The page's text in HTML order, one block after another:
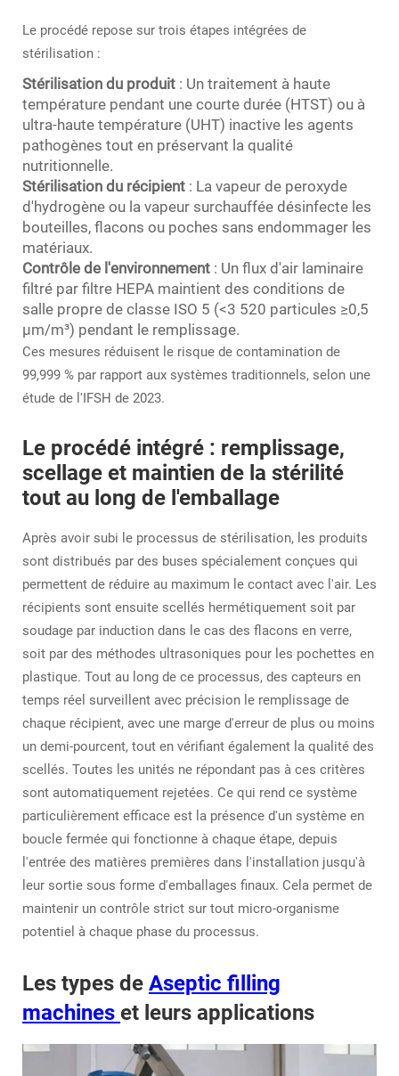
Le procédé repose sur trois étapes intégrées de
stérilisation :
Stérilisation du produit : Un traitement à haute
température pendant une courte durée (HTST) ou à
ultra-haute température (UHT) inactive les agents
pathogènes tout en préservant la qualité
nutritionnelle.
Stérilisation du récipient : La vapeur de peroxyde
d'hydrogène ou la vapeur surchauffée désinfecte les
bouteilles, flacons ou poches sans endommager les
matériaux.
Contrôle de l'environnement : Un flux d'air laminaire
filtré par filtre HEPA maintient des conditions de
salle propre de classe ISO 5 (<3 520 particules ≥0,5
μm/m³) pendant le remplissage.
Ces mesures réduisent le risque de contamination de
99,999 % par rapport aux systèmes traditionnels, selon une
étude de l'IFSH de 2023.
Le procédé intégré : remplissage,
scellage et maintien de la stérilité
tout au long de l'emballage
Après avoir subi le processus de stérilisation, les produits
sont distribués par des buses spécialement conçues qui
permettent de réduire au maximum le contact avec l'air. Les
récipients sont ensuite scellés hermétiquement soit par
soudage par induction dans le cas des flacons en verre,
soit par des méthodes ultrasoniques pour les pochettes en
plastique. Tout au long de ce processus, des capteurs en
temps réel surveillent avec précision le remplissage de
chaque récipient, avec une marge d'erreur de plus ou moins
un demi-pourcent, tout en vérifiant également la qualité des
scellés. Toutes les unités ne répondant pas à ces critères
sont automatiquement rejetées. Ce qui rend ce système
particulièrement efficace est la présence d'un système en
boucle fermée qui fonctionne à chaque étape, depuis
l'entrée des matières premières dans l'installation jusqu'à
leur sortie sous forme d'emballages finaux. Cela permet de
maintenir un contrôle strict sur tout micro-organisme
potentiel à chaque phase du processus.
Les types de Aseptic filling
machines et leurs applications